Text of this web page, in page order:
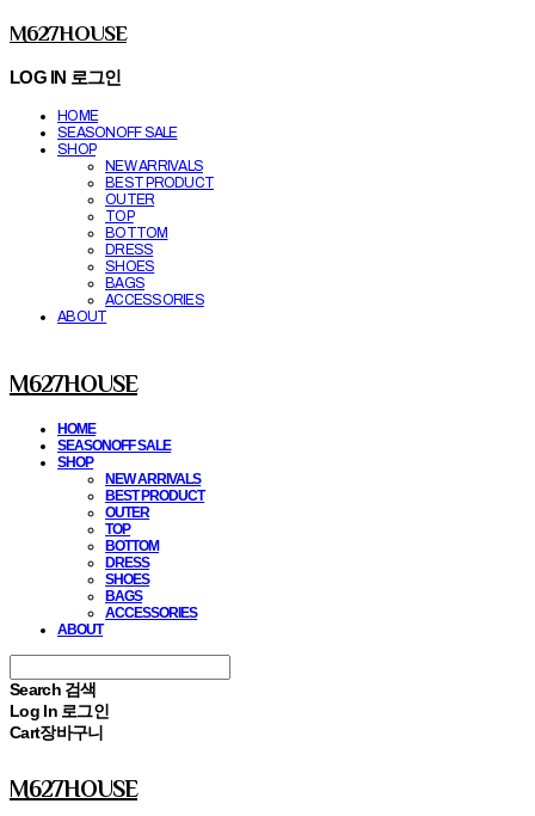
M627HOUSE
LOG IN 로그인
HOME
SEASONOFF SALE
SHOP
NEW ARRIVALS
BEST PRODUCT
OUTER
TOP
BOTTOM
DRESS
SHOES
BAGS
ACCESSORIES
ABOUT
M627HOUSE
HOME
SEASONOFF SALE
SHOP
NEW ARRIVALS
BEST PRODUCT
OUTER
TOP
BOTTOM
DRESS
SHOES
BAGS
ACCESSORIES
ABOUT
Search 검색
Log In 로그인
Cart장바구니
M627HOUSE